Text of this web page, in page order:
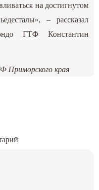
на достигнутом
– рассказал
ГТФ Константин
Приморского края